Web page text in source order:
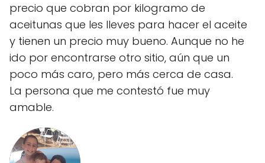
precio que cobran por kilogramo de
aceitunas que les lleves para hacer el aceite
y tienen un precio muy bueno. Aunque no he
ido por encontrarse otro sitio, aún que un
poco más caro, pero más cerca de casa.
La persona que me contestó fue muy
amable.